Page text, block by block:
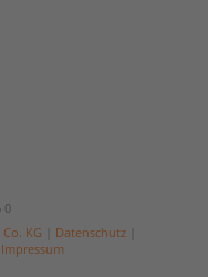
0
KG Datenschutz|
Impressum